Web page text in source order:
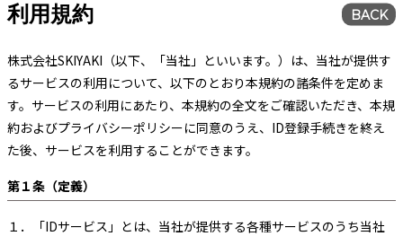
利用規約 BACK
株式会社SKIYAKI（以下、「当社」といいます。）は、当社が提供す
るサービスの利用について、以下のとおり本規約の諸条件を定めま
す。サービスの利用にあたり、本規約の全文をご確認いただき、本規
約およびプライバシーポリシーに同意のうえ、ID登録手続きを終え
た後、サービスを利用することができます。
第１条（定義）
１．
「IDサービス」とは、当社が提供する各種サービスのうち当社